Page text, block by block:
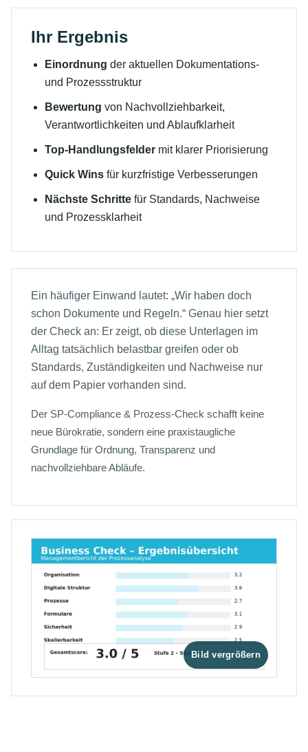
Ihr Ergebnis
Einordnung der aktuellen Dokumentations-
und Prozessstruktur
Bewertung von Nachvollziehbarkeit,
Verantwortlichkeiten und Ablaufklarheit
Top-Handlungsfelder mit klarer Priorisierung
Quick Wins für kurzfristige Verbesserungen
Nächste Schritte für Standards, Nachweise
und Prozessklarheit
Ein häufiger Einwand lautet: „Wir haben doch
schon Dokumente und Regeln.“ Genau hier setzt
der Check an: Er zeigt, ob diese Unterlagen im
Alltag tatsächlich belastbar greifen oder ob
Standards, Zuständigkeiten und Nachweise nur
auf dem Papier vorhanden sind.
Der SP-Compliance & Prozess-Check schafft keine
neue Bürokratie, sondern eine praxistaugliche
Grundlage für Ordnung, Transparenz und
nachvollziehbare Abläufe.